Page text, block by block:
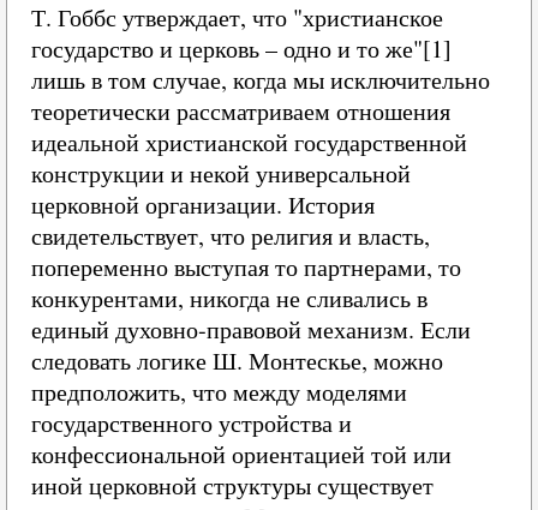
Т. Гоббс утверждает, что "христианское
государство и церковь – одно и то же"[1]
лишь в том случае, когда мы исключительно
теоретически рассматриваем отношения
идеальной христианской государственной
конструкции и некой универсальной
церковной организации. История
свидетельствует, что религия и власть,
попеременно выступая то партнерами, то
конкурентами, никогда не сливались в
единый духовно‑правовой механизм. Если
следовать логике Ш. Монтескье, можно
предположить, что между моделями
государственного устройства и
конфессиональной ориентацией той или
иной церковной структуры существует